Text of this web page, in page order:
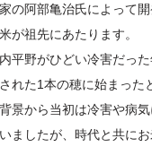
の阿部亀治氏によって
が祖先にあたります。
平野がひどい冷害だっ
れた1本の穂に始まった
景から当初は冷害や病
ましたが、時代と共に